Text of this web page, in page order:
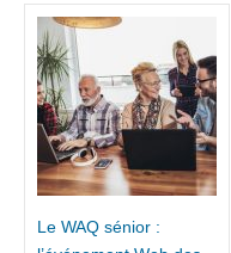
Le WAQ sénior :